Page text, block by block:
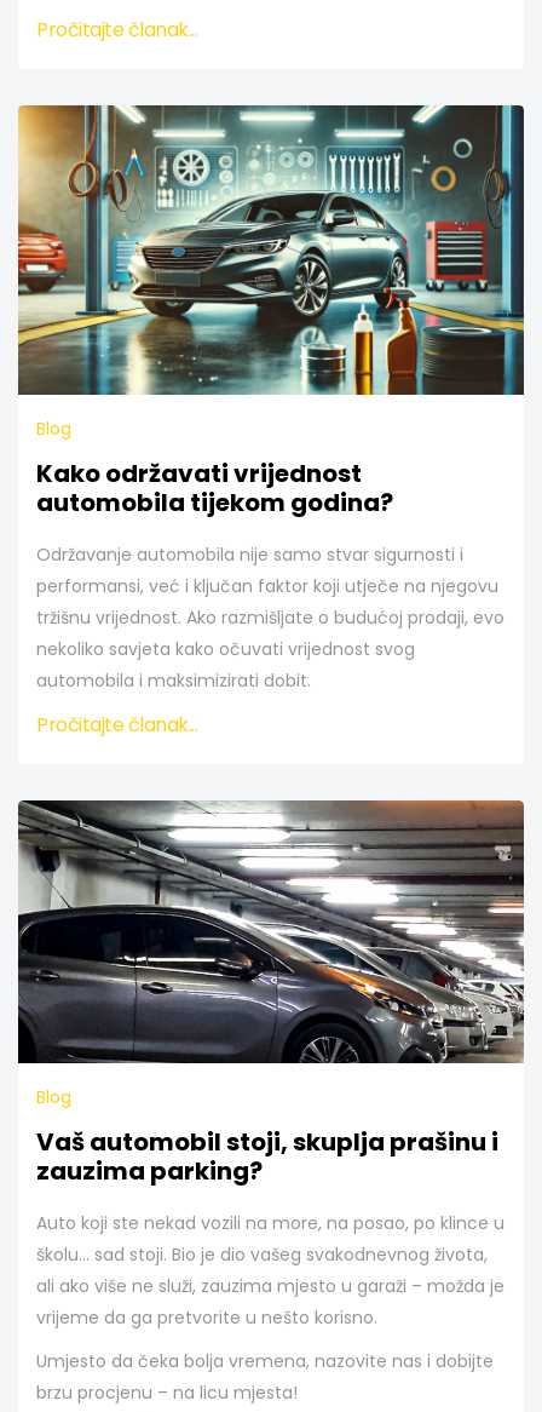
Pročitajte članak...
Blog
Kako održavati vrijednost
automobila tijekom godina?
Održavanje automobila nije samo stvar sigurnosti i
performansi, već i ključan faktor koji utječe na njegovu
tržišnu vrijednost. Ako razmišljate o budućoj prodaji, evo
nekoliko savjeta kako očuvati vrijednost svog
automobila i maksimizirati dobit.
Pročitajte članak...
Blog
Vaš automobil stoji, skuplja prašinu i
zauzima parking?
Auto koji ste nekad vozili na more, na posao, po klince u
školu... sad stoji. Bio je dio vašeg svakodnevnog života,
ali ako više ne služi, zauzima mjesto u garaži – možda je
vrijeme da ga pretvorite u nešto korisno.
Umjesto da čeka bolja vremena, nazovite nas i dobijte
brzu procjenu – na licu mjesta!